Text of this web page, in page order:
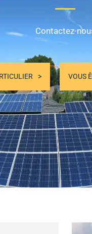
Contactez-
VOUS